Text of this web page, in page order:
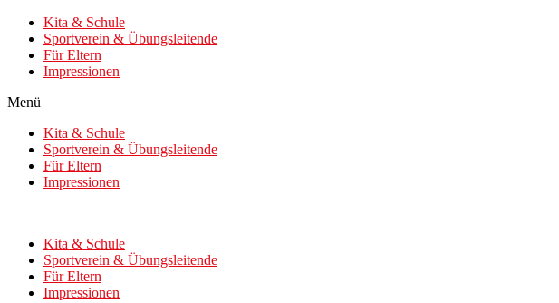
Kita & Schule
Sportverein & Übungsleitende
Für Eltern
Impressionen
Menü
Kita & Schule
Sportverein & Übungsleitende
Für Eltern
Impressionen
Kita & Schule
Sportverein & Übungsleitende
Für Eltern
Impressionen